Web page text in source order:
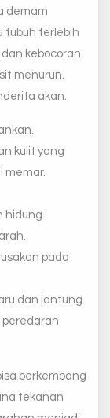
demam
tubuh terlebih
kebocoran
menurun.
akan:
kulit yang
memar.
hidung.
pada
dan jantung.
peredaran
berkembang
tekanan